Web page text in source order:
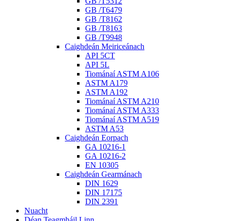
GB /T6479
GB /T8162
GB /T8163
GB /T9948
Caighdeán Meiriceánach
API 5CT
API 5L
Tiománaí ASTM A106
ASTM A179
ASTM A192
Tiománaí ASTM A210
Tiománaí ASTM A333
Tiománaí ASTM A519
ASTM A53
Caighdeán Eorpach
GA 10216-1
GA 10216-2
EN 10305
Caighdeán Gearmánach
DIN 1629
DIN 17175
DIN 2391
Nuacht